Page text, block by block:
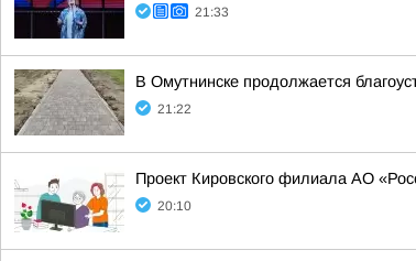
21:33
В Омутнинске продолжается
21:22
Проект Кировского филиала АО
20:10